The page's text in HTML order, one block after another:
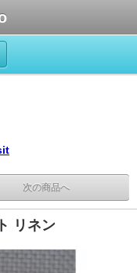
次の商品へ
リネン